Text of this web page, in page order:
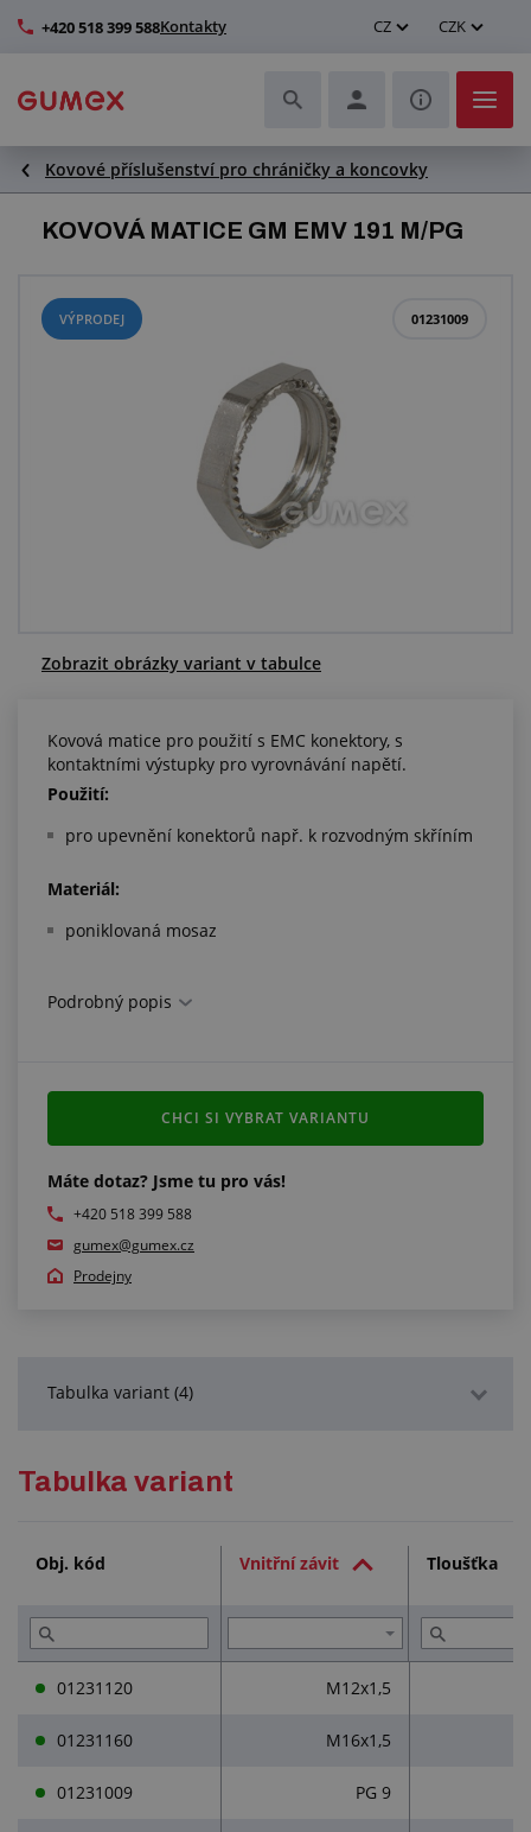
+420 518 399 588Kontakty CZ CZK
Hadice a jejich kompletace
Profily a výroba těsnění
Technické plasty
Zlepšení pracovního prostředí
Další pryžové a plastové výrobky
O nás a kariéra
Kovové příslušenství pro chráničky a koncovky
KOVOVÁ MATICE GM EMV 191 M/PG
01231009
VÝPRODEJ
Zobrazit obrázky variant v tabulce
Kovová matice pro použití s EMC konektory, s
kontaktními výstupky pro vyrovnávání napětí.
Použití:
pro upevnění konektorů např. k rozvodným skříním
Materiál:
poniklovaná mosaz
Podrobný popis
Máte dotaz? Jsme tu pro vás!
+420 518 399 588
gumex@gumex.cz
Prodejny
CHCI SI VYBRAT VARIANTU
Tabulka variant (4)
Tabulka variant
Obj. kód Vnitřní závit Tloušťka
01231120 M12x1,5
01231160 M16x1,5
01231009 PG 9